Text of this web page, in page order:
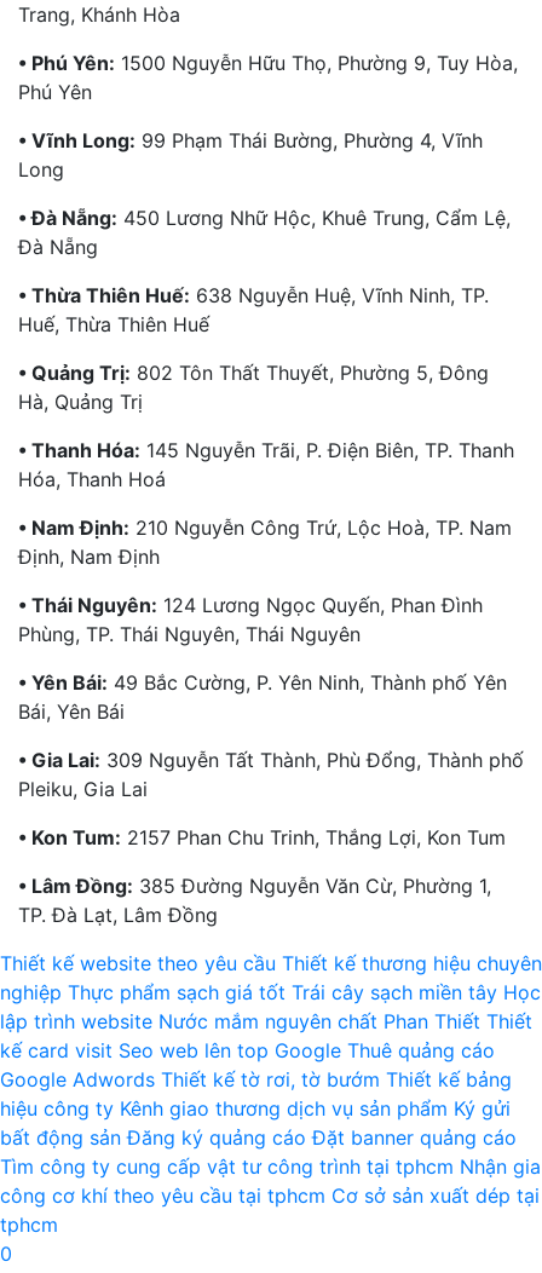
Trang, Khánh Hòa
• Phú Yên: 1500 Nguyễn Hữu Thọ, Phường 9, Tuy Hòa,
Phú Yên
• Vĩnh Long: 99 Phạm Thái Bường, Phường 4, Vĩnh
Long
• Đà Nẵng: 450 Lương Nhữ Hộc, Khuê Trung, Cẩm Lệ,
Đà Nẵng
• Thừa Thiên Huế: 638 Nguyễn Huệ, Vĩnh Ninh, TP.
Huế, Thừa Thiên Huế
• Quảng Trị: 802 Tôn Thất Thuyết, Phường 5, Đông
Hà, Quảng Trị
• Thanh Hóa: 145 Nguyễn Trãi, P. Điện Biên, TP. Thanh
Hóa, Thanh Hoá
• Nam Định: 210 Nguyễn Công Trứ, Lộc Hoà, TP. Nam
Định, Nam Định
• Thái Nguyên: 124 Lương Ngọc Quyến, Phan Đình
Phùng, TP. Thái Nguyên, Thái Nguyên
• Yên Bái: 49 Bắc Cường, P. Yên Ninh, Thành phố Yên
Bái, Yên Bái
• Gia Lai: 309 Nguyễn Tất Thành, Phù Đổng, Thành phố
Pleiku, Gia Lai
• Kon Tum: 2157 Phan Chu Trinh, Thắng Lợi, Kon Tum
• Lâm Đồng: 385 Đường Nguyễn Văn Cừ, Phường 1,
TP. Đà Lạt, Lâm Đồng
Thiết kế website theo yêu cầu Thiết kế thương hiệu chuyên
nghiệp Thực phẩm sạch giá tốt Trái cây sạch miền tây Học
lập trình website Nước mắm nguyên chất Phan Thiết Thiết
kế card visit Seo web lên top Google Thuê quảng cáo
Google Adwords Thiết kế tờ rơi, tờ bướm Thiết kế bảng
hiệu công ty Kênh giao thương dịch vụ sản phẩm Ký gửi
bất động sảnĐăng ký quảng cáoĐặt banner quảng cáo
Tìm công ty cung cấp vật tư công trình tại tphcm Nhận gia
công cơ khí theo yêu cầu tại tphcm Cơ sở sản xuất dép tại
tphcm
0